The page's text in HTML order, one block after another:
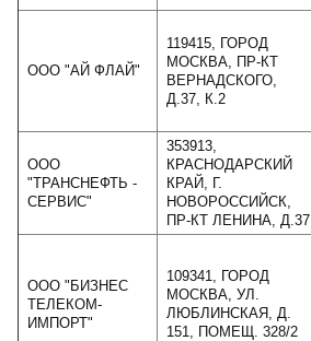
ООО "АЙ ФЛАЙ"
119415, ГОРОД
МОСКВА, ПР-КТ
ВЕРНАДСКОГО,
Д.37, К.2
ООО
"ТРАНСНЕФТЬ -
СЕРВИС"
353913,
КРАСНОДАРСКИЙ
КРАЙ, Г.
НОВОРОССИЙСК,
ПР-КТ ЛЕНИНА, Д.37
ООО "БИЗНЕС
ТЕЛЕКОМ-
ИМПОРТ"
109341, ГОРОД
МОСКВА, УЛ.
ЛЮБЛИНСКАЯ, Д.
151, ПОМЕЩ. 328/2